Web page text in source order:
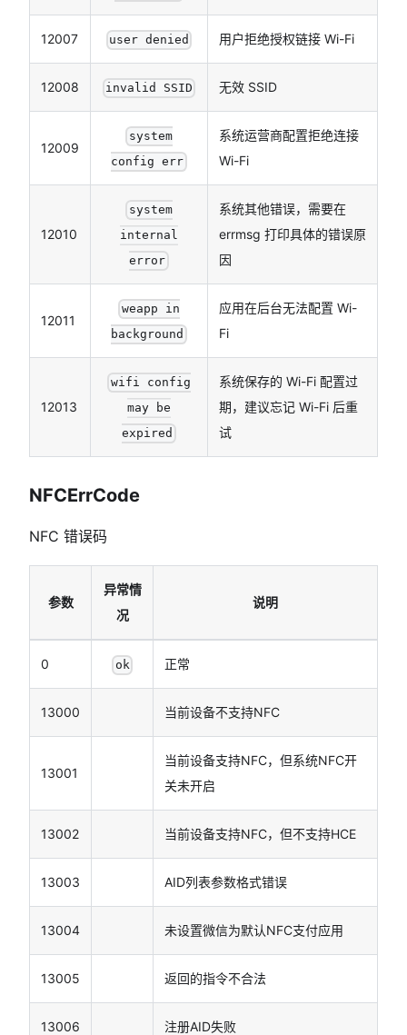
12007 user denied 用户拒绝授权链接 Wi-Fi
12008 invalid SSID 无效 SSID
12009
system
config err
系统运营商配置拒绝连接
Wi-Fi
12010
system
internal
error
系统其他错误，需要在
errmsg 打印具体的错误原
因
12011
weapp in
background
应用在后台无法配置 Wi-
Fi
12013
wifi config
may be
expired
系统保存的 Wi-Fi 配置过
期，建议忘记 Wi-Fi 后重
试
NFCErrCode
NFC 错误码
参数
异常情
况
说明
0 ok 正常
13000 当前设备不支持NFC
13001
当前设备支持NFC，但系统NFC开
关未开启
13002 当前设备支持NFC，但不支持HCE
13003 AID列表参数格式错误
13004 未设置微信为默认NFC支付应用
13005 返回的指令不合法
13006 注册AID失败